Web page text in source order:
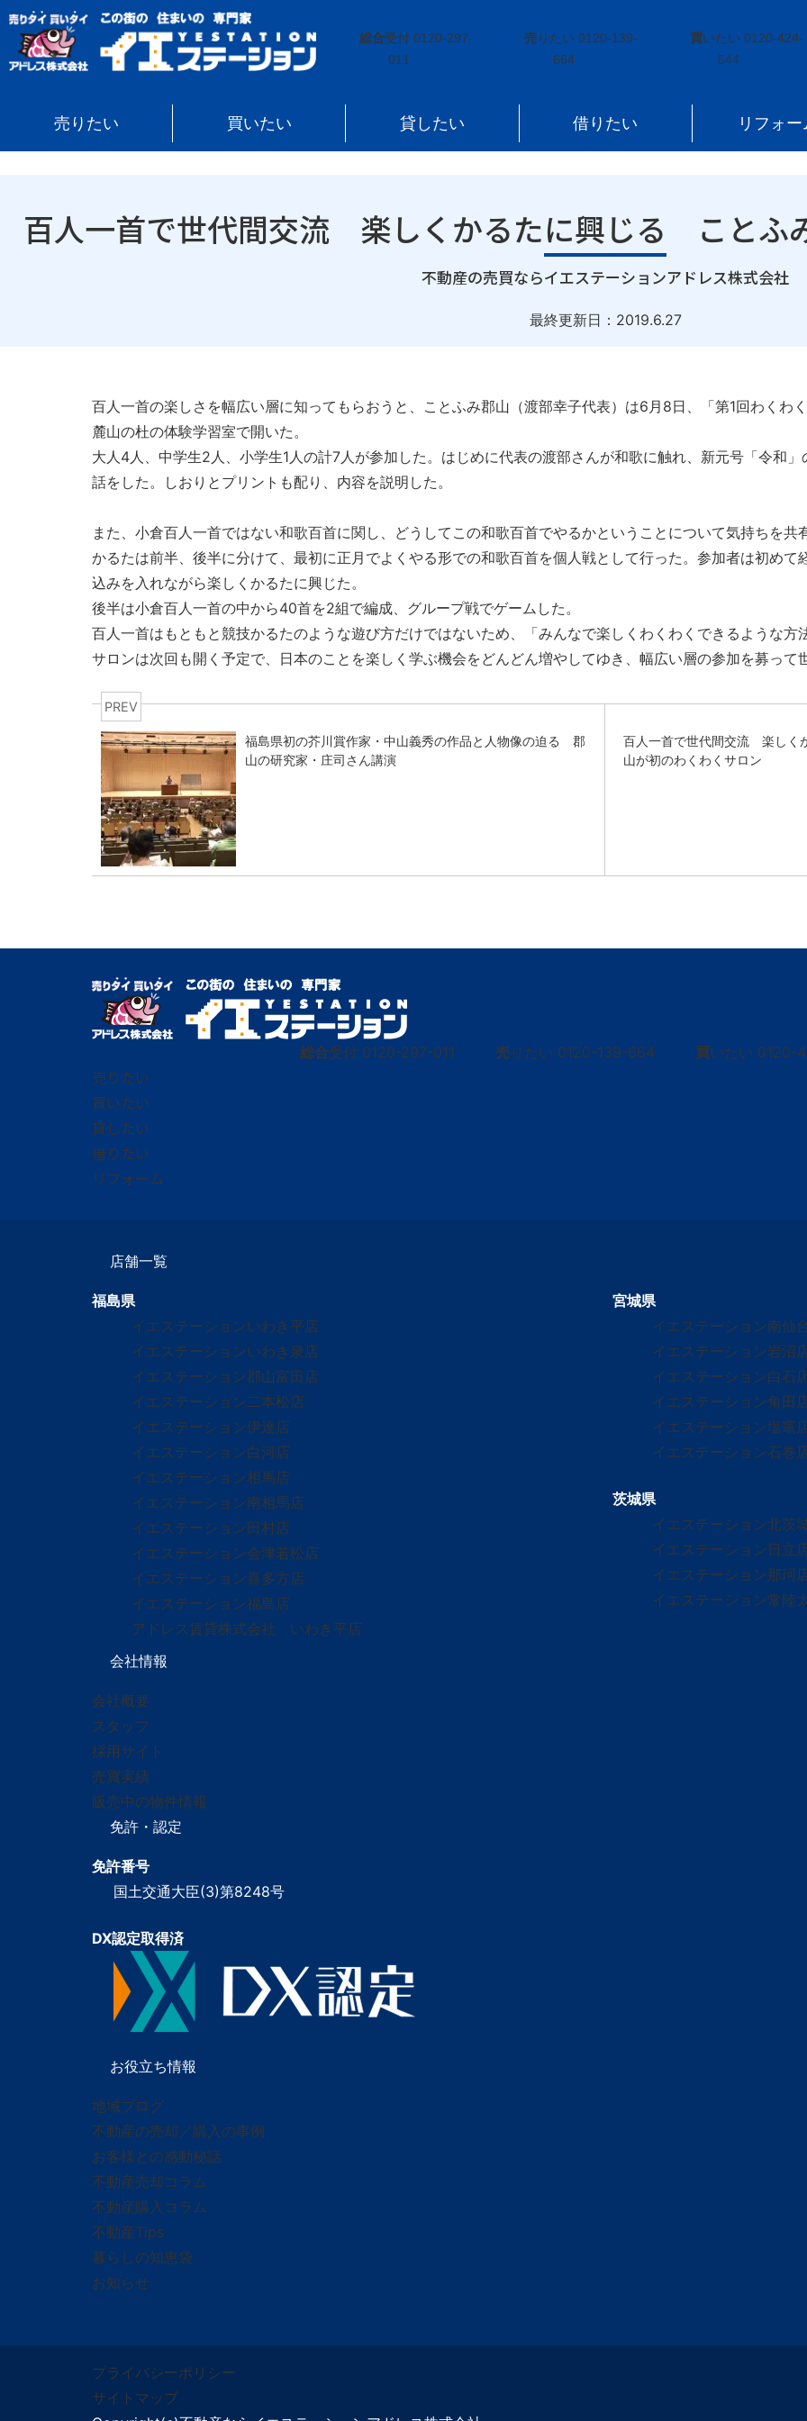
総合受付 0120-297-
011
売りたい 0120-139-
664
買いたい 0120-424-
544
売りたい 買いたい 貸したい 借りたい リフォー
イエステーション » 投稿トップ
百人一首で世代間交流 楽しくかるたに興じる ことふ
｜
不動産の売買ならイエステーションアドレス株式会社
最終更新日： 2019.6.27
百人一首の楽しさを幅広い層に知ってもらおうと、ことふみ郡山（渡部幸子代表）は6月8日、「第1回わくわ
麓山の杜の体験学習室で開いた。
大人4人、中学生2人、小学生1人の計7人が参加した。はじめに代表の渡部さんが和歌に触れ、新元号「令和
話をした。しおりとプリントも配り、内容を説明した。
また、小倉百人一首ではない和歌百首に関し、どうしてこの和歌百首でやるかということについて気持ちを共
かるたは前半、後半に分けて、最初に正月でよくやる形での和歌百首を個人戦として行った。参加者は初め
込みを入れながら楽しくかるたに興じた。
後半は小倉百人一首の中から40首を2組で編成、グループ戦でゲームした。
百人一首はもともと競技かるたのような遊び方だけではないため、「みんなで楽しくわくわくできるような方
サロンは次回も開く予定で、日本のことを楽しく学ぶ機会をどんどん増やしてゆき、幅広い層の参加を募って
PREV
福島県初の芥川賞作家・中山義秀の作品と人物像の迫る 郡
山の研究家・庄司さん講演
百人一首で世代間交流 楽しく
山が初のわくわくサロン
総合受付 0120-297-011 売りたい 0120-139-664 買いたい 0120-
売りたい
買いたい
貸したい
借りたい
リフォーム
店舗一覧
福島県
イエステーションいわき平店
イエステーションいわき泉店
イエステーション郡山富田店
イエステーション二本松店
イエステーション伊達店
イエステーション白河店
イエステーション相馬店
イエステーション南相馬店
イエステーション田村店
イエステーション会津若松店
イエステーション喜多方店
イエステーション福島店
アドレス賃貸株式会社 いわき平店
宮城県
イエステーション南仙
イエステーション岩沼
イエステーション白石
イエステーション角田
イエステーション塩竈
イエステーション石巻
茨城県
イエステーション北茨
イエステーション日立
イエステーション那珂
イエステーション常陸
会社情報
会社概要
スタッフ
採用サイト
売買実績
販売中の物件情報
免許・認定
免許番号
国土交通大臣(3)第8248号
DX認定取得済
お役立ち情報
地域ブログ
不動産の売却／購入の事例
お客様との感動秘話
不動産売却コラム
不動産購入コラム
不動産Tips
暮らしの知恵袋
お知らせ
プライバシーポリシー
サイトマップ